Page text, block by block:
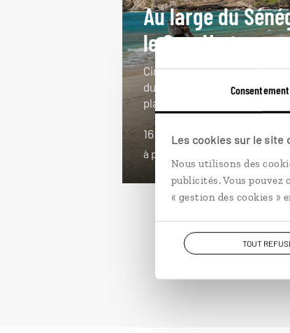
Consentement
Les cookies sur le site
Nous utilisons des
publicités. Vous pouvez
« gestion des cookies »
TOUT
Au large du
le Cap-Vert
Circuit Sénégal et Cap-Vert :
du Siné-Saloum, île de Gorée,
plages de Boa Vista…
16 jours / 15 nuits
à partir de 3100€